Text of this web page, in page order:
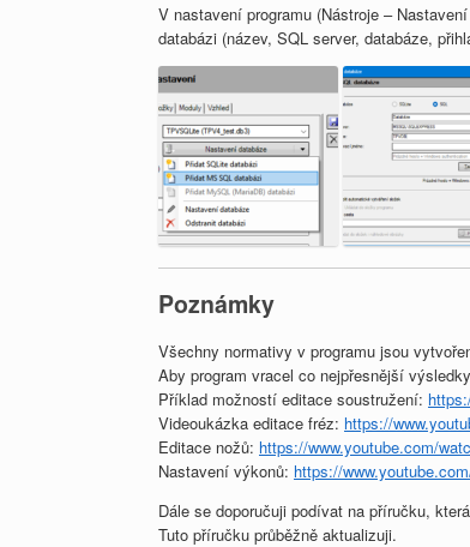
V nastavení programu (Nástroje –
databázi (název, SQL server, databáze,
Poznámky
Všechny normativy v programu jsou
Aby program vracel co nejpřesnější
Příklad možností editace soustružení:
Videoukázka editace fréz: https://
Editace nožů: https://www.youtube.com/
Nastavení výkonů: https://
Dále se doporučuji podívat na příručku,
Tuto příručku průběžně aktualizuji.